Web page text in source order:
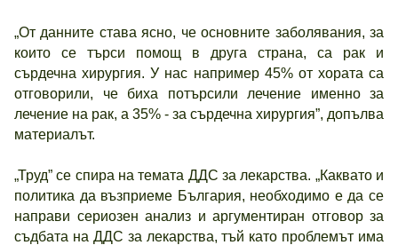
„От данните става ясно, че основните заболявания, за
които се търси помощ в друга страна, са рак и
сърдечна хирургия. У нас например 45% от хората са
отговорили, че биха потърсили лечение именно за
лечение на рак, а 35% - за сърдечна хирургия”, допълва
материалът.
„Труд” се спира на темата ДДС за лекарства. „Каквато и
политика да възприеме България, необходимо е да се
направи сериозен анализ и аргументиран отговор за
съдбата на ДДС за лекарства, тъй като проблемът има